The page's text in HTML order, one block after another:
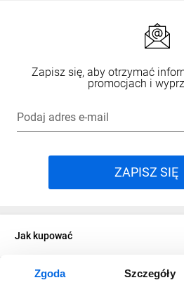
Zgoda Szczegóły
Zapisz się, aby otrzymać
promocjach i
Podaj adres e-mail
ZAPISZ SIĘ
Jak kupować
O firmie